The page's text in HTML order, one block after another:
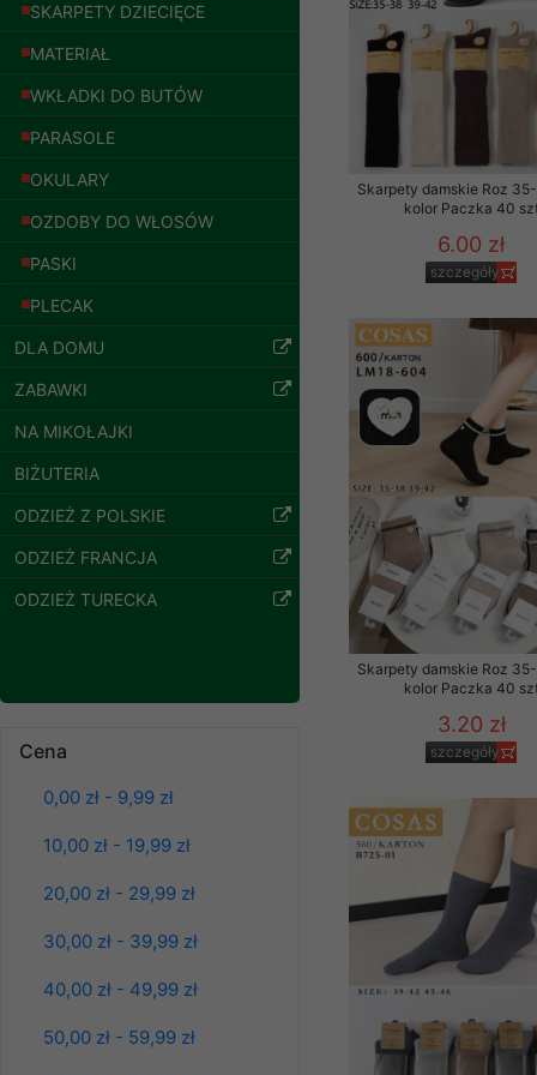
SKARPETY DZIECIĘCE
MATERIAŁ
WKŁADKI DO BUTÓW
PARASOLE
OKULARY
OZDOBY DO WŁOSÓW
PASKI
PLECAK
DLA DOMU
ZABAWKI
NA MIKOŁAJKI
BIŻUTERIA
ODZIEŻ Z POLSKIE
ODZIEŻ FRANCJA
ODZIEŻ TURECKA
Cena
0,00 zł - 9,99 zł
10,00 zł - 19,99 zł
20,00 zł - 29,99 zł
30,00 zł - 39,99 zł
40,00 zł - 49,99 zł
50,00 zł - 59,99 zł
Bluzy damskie Roz
L-3XL. 1 kolor.
Paczka 10 szt
szczegóły
Bluzy damskie Roz
L-3XL. 1 kolor.
39.00 zł
szczegóły
Skarpety damskie Roz
kolor Paczka 40
6.00 zł
szczegóły
Skarpety damskie Roz
kolor Paczka 40
3.20 zł
szczegóły
znajdziesz
Potrzebujemy na to
Jeżeli klikniesz
Wyrażenie zgody jest
wpływa na zgodność
Dodatkowe
Twoich danych,
podejmowaniu
Polityka prywatności
Polityka prywatności
Zapewniamy naszym
Dane osobowe
Klientów
ochronie danych
serwerach
pracownicy Sklepu.
Każdy Klient, który
Sklep nie
prawa organów
Nasz Sklep posługuje
przez nasz serwer i
jego indywidualnych
opcję przyjmowania
może wpłynąć na
Klienta przechowują
• sesji
• ostatnio